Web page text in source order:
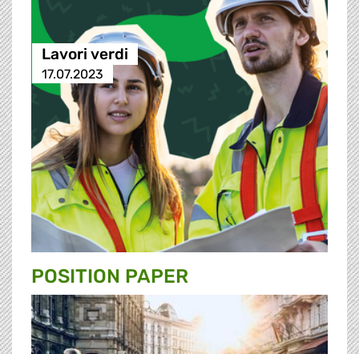
Lavori verdi
17.07.2023
POSITION PAPER